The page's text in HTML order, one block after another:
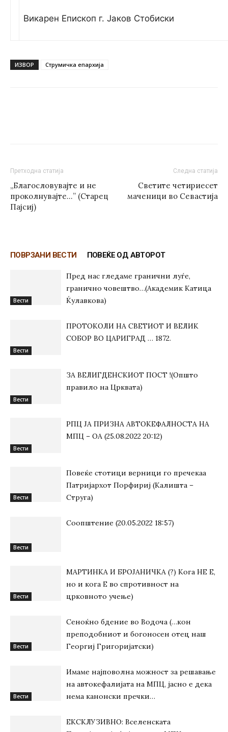
Викарен Епископ г. Јаков Стобиски
ИЗВОР Струмичка епархија
Претходна статија
,,Благословувајте и не
проколнувајте…” (Старец
Пајсиј)
Следна статија
Светите четириесет
маченици во Севастија
ПОВРЗАНИ ВЕСТИ ПОВЕЌЕ ОД АВТОРОТ
Вести
Пред нас гледаме гранични луѓе,
гранично човештво…(Академик Катица
Ќулавкова)
Вести
ПРОТОКОЛИ НА СВЕТИОТ И ВЕЛИК
СОБОР ВО ЦАРИГРАД … 1872.
Вести
ЗА ВЕЛИГДЕНСКИОТ ПОСТ !(Општо
правило на Црквата)
Вести
РПЦ ЈА ПРИЗНА АВТОКЕФАЛНОСТА НА
МПЦ – ОА (25.08.2022 20:12)
Вести
Повеќе стотици верници го пречекаа
Патријархот Порфириј (Калишта –
Струга)
Вести
Соопштение (20.05.2022 18:57)
Вести
МАРТИНКА И БРОЈАНИЧКА (?) Кога НЕ Е,
но и кога Е во спротивност на
црковното учење)
Вести
Сеноќно бдение во Водоча (…кон
преподобниот и богоносен отец наш
Георгиј Григоријатски)
Вести
Имаме најповолна можност за решавање
на автокефалијата на МПЦ, јасно е дека
нема канонски пречки…
ЕКСКЛУЗИВНО: Вселенската